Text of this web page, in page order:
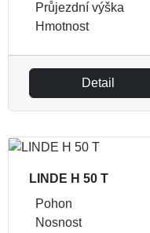
Průjezdní výška
Hmotnost
Detail
LINDE H 50 T
Pohon
Nosnost